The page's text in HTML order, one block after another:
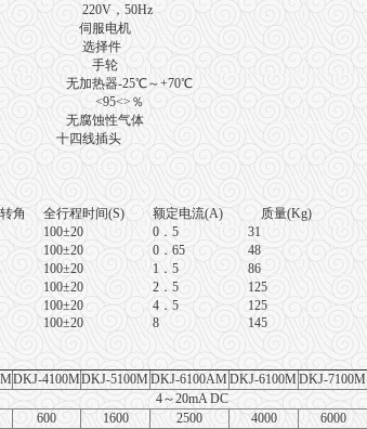
220V ， 50Hz
服电机
选择件
轮
加热器-25℃～+70℃
<95<>％
腐蚀性气体
十四线插头
角 全行程时间(S) 额定电流(A) 质量(Kg)
100±20 0 ． 5
31
100±20 0 ． 65
48
100±20 1 ． 5
86
100±20 2 ． 5
125
100±20 4 ． 5
125
100±20 8 145
DKJ-4100MDKJ-5100MDKJ-6100AMDKJ-6100MDKJ-7100M
4～20mA DC
600 1600 2500 4000 6000